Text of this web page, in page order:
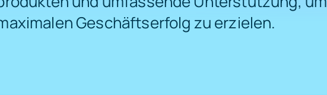
Geschäftserfolg zu erzielen.